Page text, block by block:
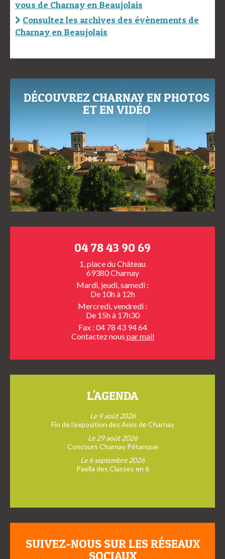
vous de Charnay en Beaujolais
Consultez les archives des évènements de
Charnay en Beaujolais
DÉCOUVREZ CHARNAY EN PHOTOS
ET EN VIDÉO
04 78 43 90 69
1, place du Château
69380 Charnay
Mardi, jeudi, samedi :
De 10h à 12h
Mercredi, vendredi :
De 15h à 17h30
Fax : 04 78 43 94 64
Contactez nous par mail
L'AGENDA
Le 9 août 2026
Fin de l’exposition des Amis de Charnay
Le 29 août 2026
Concours Charnay Pétanque
Le 6 septembre 2026
Paella des Classes en 6
SUIVEZ-NOUS SUR LES RÉSEAUX
SOCIAUX